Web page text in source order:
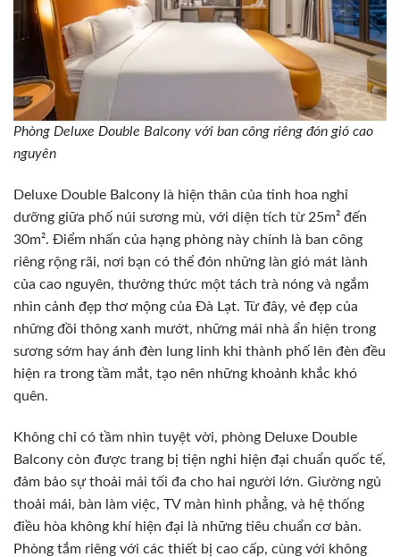
Phòng Deluxe Double Balcony với ban công riêng đón gió cao
nguyên
Deluxe Double Balcony là hiện thân của tinh hoa nghỉ
dưỡng giữa phố núi sương mù, với diện tích từ 25m² đến
30m². Điểm nhấn của hạng phòng này chính là ban công
riêng rộng rãi, nơi bạn có thể đón những làn gió mát lành
của cao nguyên, thưởng thức một tách trà nóng và ngắm
nhìn cảnh đẹp thơ mộng của Đà Lạt. Từ đây, vẻ đẹp của
những đồi thông xanh mướt, những mái nhà ẩn hiện trong
sương sớm hay ánh đèn lung linh khi thành phố lên đèn đều
hiện ra trong tầm mắt, tạo nên những khoảnh khắc khó
quên.
Không chỉ có tầm nhìn tuyệt vời, phòng Deluxe Double
Balcony còn được trang bị tiện nghi hiện đại chuẩn quốc tế,
đảm bảo sự thoải mái tối đa cho hai người lớn. Giường ngủ
thoải mái, bàn làm việc, TV màn hình phẳng, và hệ thống
điều hòa không khí hiện đại là những tiêu chuẩn cơ bản.
Phòng tắm riêng với các thiết bị cao cấp, cùng với không